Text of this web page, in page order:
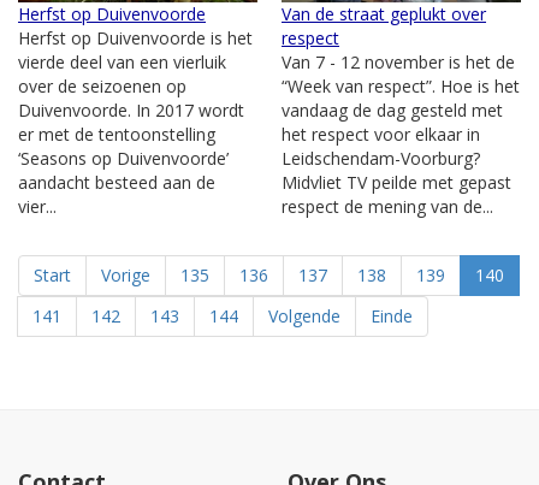
Herfst op Duivenvoorde
Herfst op Duivenvoorde is het
vierde deel van een vierluik
over de seizoenen op
Duivenvoorde. In 2017 wordt
er met de tentoonstelling
‘Seasons op Duivenvoorde’
aandacht besteed aan de
vier...
Van de straat geplukt over
respect
Van 7 - 12 november is het de
“Week van respect”. Hoe is het
vandaag de dag gesteld met
het respect voor elkaar in
Leidschendam-Voorburg?
Midvliet TV peilde met gepast
respect de mening van de...
Start Vorige 135 136 137 138 139
140
141
142 143 144 Volgende Einde